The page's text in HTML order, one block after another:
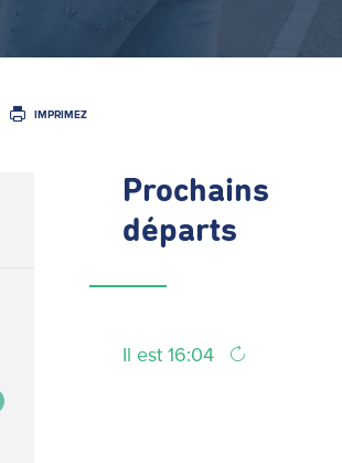
IMPRIMEZ
Prochains
départs
Il est 16:04